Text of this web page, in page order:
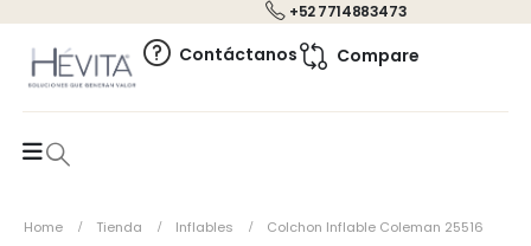
+52 7714883473
Contáctanos Compare
Home Tienda Inflables Colchon Inflable Coleman 25516